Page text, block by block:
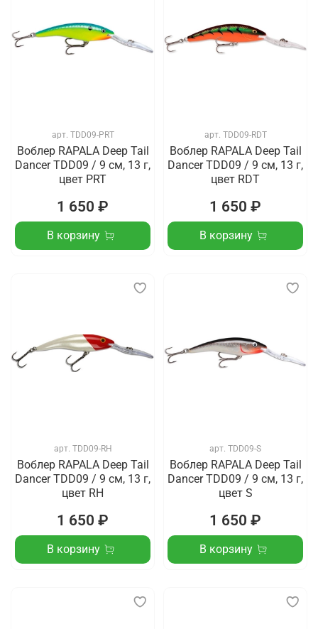
арт. TDD09-PRT
Воблер RAPALA Deep Tail
Dancer TDD09 / 9 см, 13 г,
цвет PRT
1 650 ₽
В корзину
арт. TDD09-RDT
Воблер RAPALA Deep Tail
Dancer TDD09 / 9 см, 13 г,
цвет RDT
1 650 ₽
В корзину
арт. TDD09-RH
Воблер RAPALA Deep Tail
Dancer TDD09 / 9 см, 13 г,
цвет RH
1 650 ₽
В корзину
арт. TDD09-S
Воблер RAPALA Deep Tail
Dancer TDD09 / 9 см, 13 г,
цвет S
1 650 ₽
В корзину